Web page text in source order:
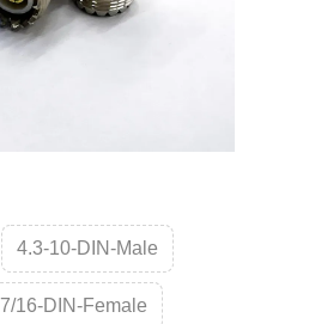
4.3-10-DIN-Male
7/16-DIN-Female